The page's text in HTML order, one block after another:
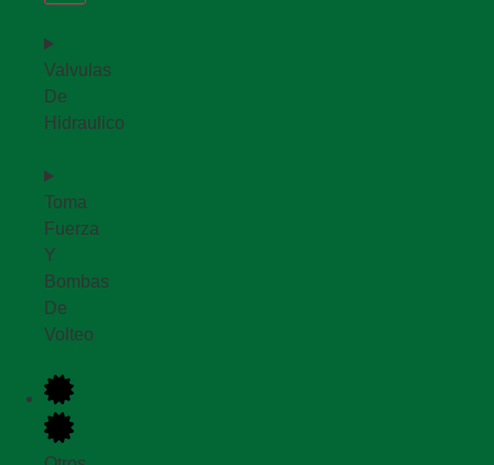
Valvulas
De
Hidraulico
Toma
Fuerza
Y
Bombas
De
Volteo